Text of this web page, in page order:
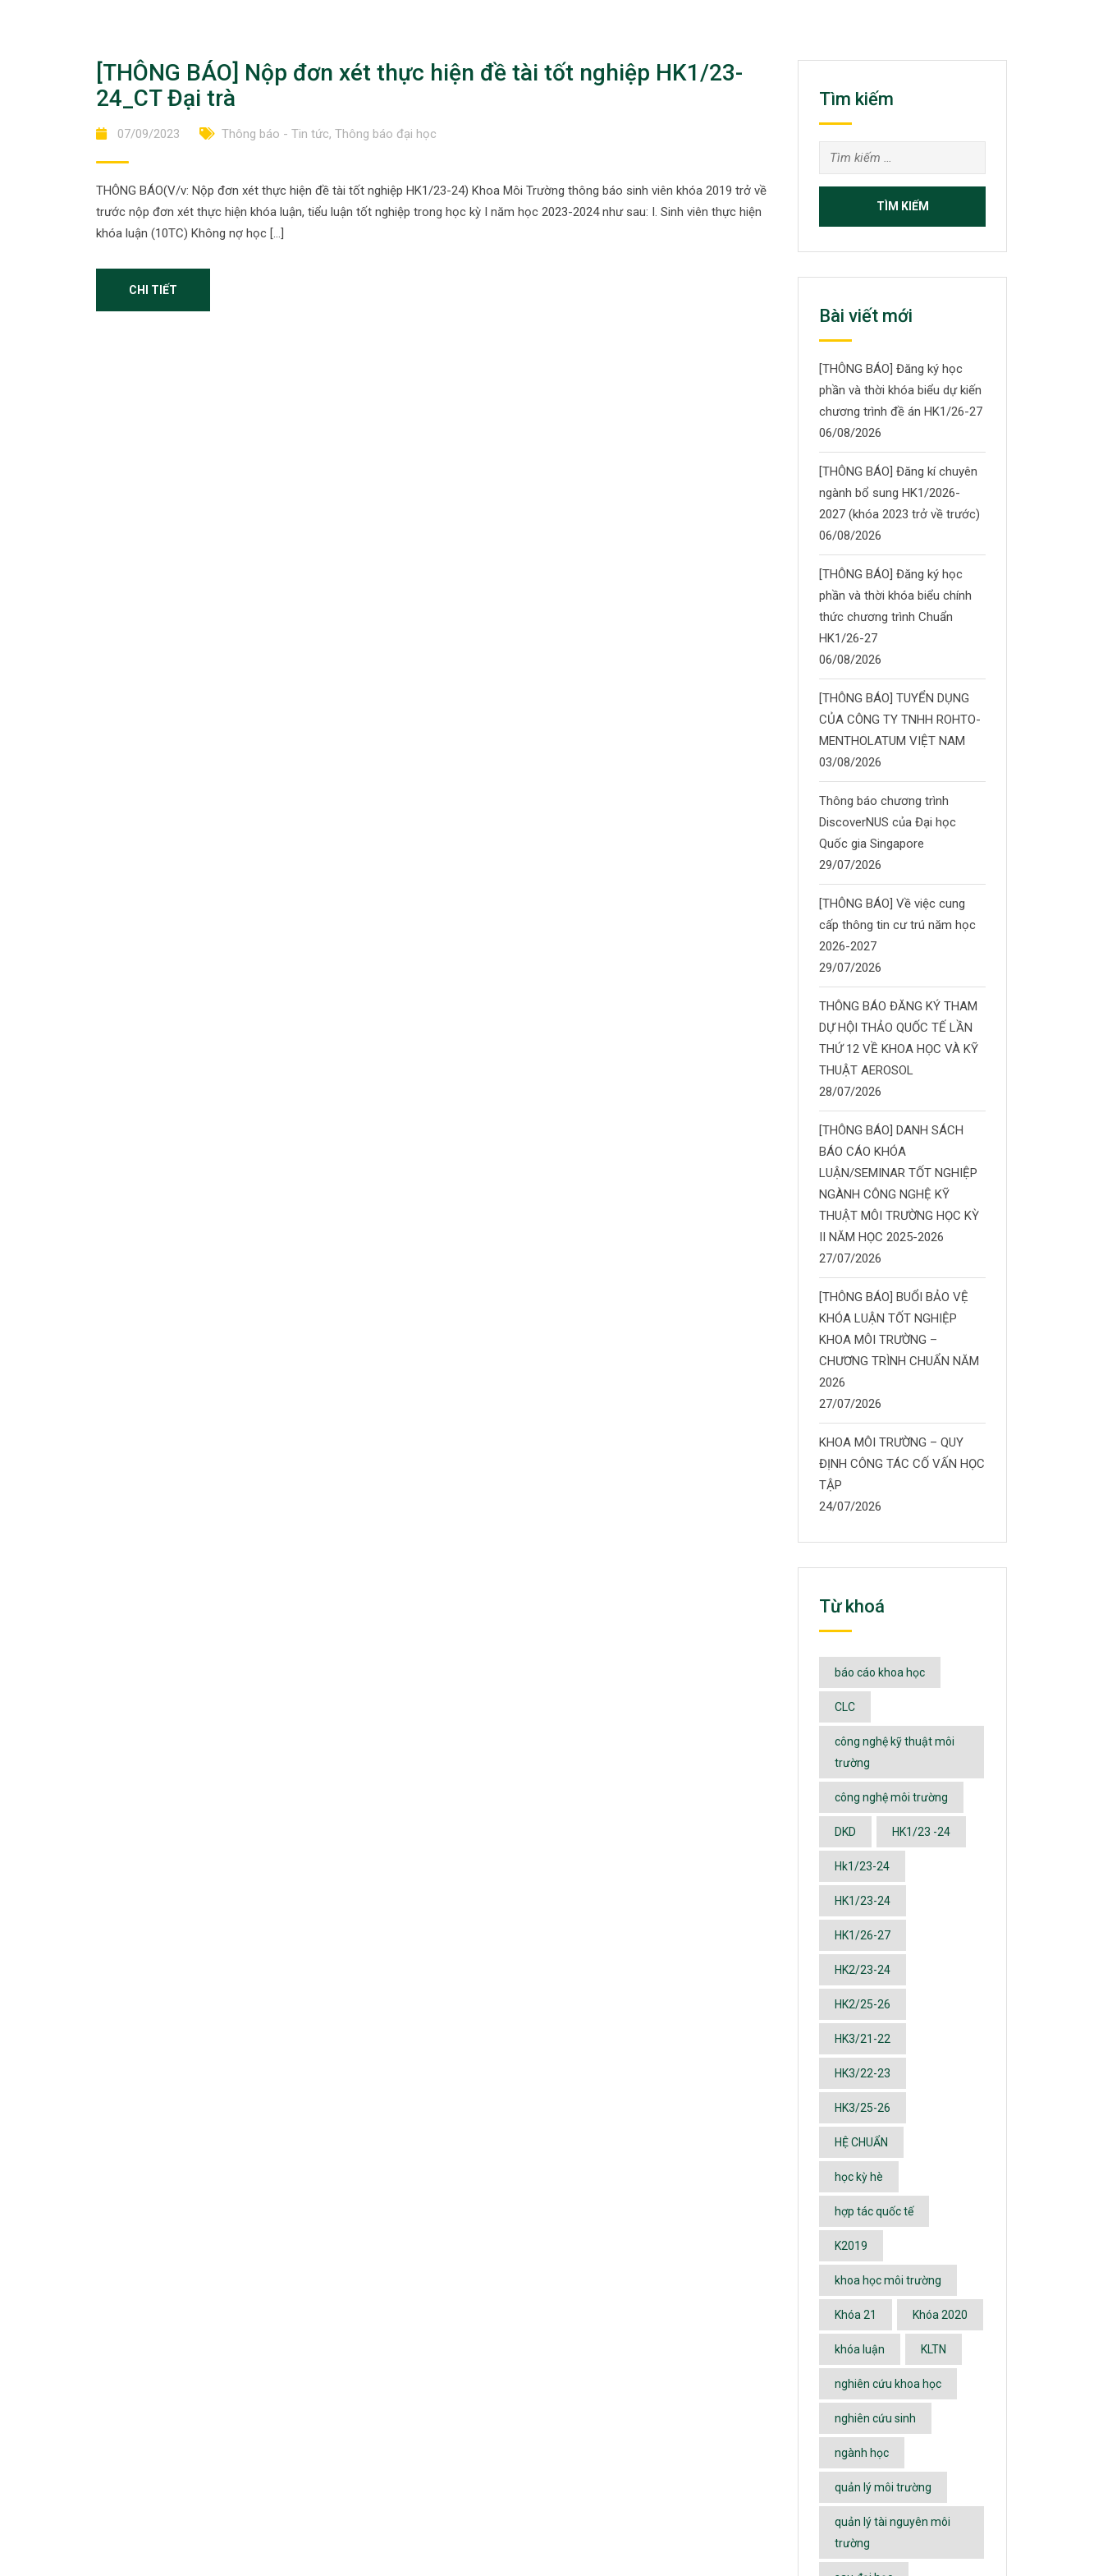
[THÔNG BÁO] Nộp đơn xét thực hiện đề tài tốt nghiệp HK1/23-
24_CT Đại trà
07/09/2023 Thông báo - Tin tức, Thông báo đại học
THÔNG BÁO(V/v: Nộp đơn xét thực hiện đề tài tốt nghiệp HK1/23-24) Khoa Môi Trường thông báo sinh viên khóa 2019 trở về
trước nộp đơn xét thực hiện khóa luận, tiểu luận tốt nghiệp trong học kỳ I năm học 2023-2024 như sau: I. Sinh viên thực hiện
khóa luận (10TC) Không nợ học […]
CHI TIẾT
Tìm kiếm
Tìm
kiếm
Bài viết mới
[THÔNG BÁO] Đăng ký học
phần và thời khóa biểu dự kiến
chương trình đề án HK1/26-27
06/08/2026
[THÔNG BÁO] Đăng kí chuyên
ngành bổ sung HK1/2026-
2027 (khóa 2023 trở về trước)
06/08/2026
[THÔNG BÁO] Đăng ký học
phần và thời khóa biểu chính
thức chương trình Chuẩn
HK1/26-27
06/08/2026
[THÔNG BÁO] TUYỂN DỤNG
CỦA CÔNG TY TNHH ROHTO-
MENTHOLATUM VIỆT NAM
03/08/2026
Thông báo chương trình
DiscoverNUS của Đại học
Quốc gia Singapore
29/07/2026
[THÔNG BÁO] Về việc cung
cấp thông tin cư trú năm học
2026-2027
29/07/2026
THÔNG BÁO ĐĂNG KÝ THAM
DỰ HỘI THẢO QUỐC TẾ LẦN
THỨ 12 VỀ KHOA HỌC VÀ KỸ
THUẬT AEROSOL
28/07/2026
[THÔNG BÁO] DANH SÁCH
BÁO CÁO KHÓA
LUẬN/SEMINAR TỐT NGHIỆP
NGÀNH CÔNG NGHỆ KỸ
THUẬT MÔI TRƯỜNG HỌC KỲ
II NĂM HỌC 2025-2026
27/07/2026
[THÔNG BÁO] BUỔI BẢO VỆ
KHÓA LUẬN TỐT NGHIỆP
KHOA MÔI TRƯỜNG –
CHƯƠNG TRÌNH CHUẨN NĂM
2026
27/07/2026
KHOA MÔI TRƯỜNG – QUY
ĐỊNH CÔNG TÁC CỐ VẤN HỌC
TẬP
24/07/2026
Từ khoá
báo cáo khoa học
CLC
công nghệ kỹ thuật môi
trường
công nghệ môi trường
DKD HK1/23 -24
Hk1/23-24
HK1/23-24
HK1/26-27
HK2/23-24
HK2/25-26
HK3/21-22
HK3/22-23
HK3/25-26
HỆ CHUẨN
học kỳ hè
hợp tác quốc tế
K2019
khoa học môi trường
Khóa 21 Khóa 2020
khóa luận KLTN
nghiên cứu khoa học
nghiên cứu sinh
ngành học
quản lý môi trường
quản lý tài nguyên môi
trường